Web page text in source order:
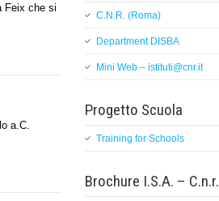
Feix che si
a.C.
C.N.R. (Roma)
Department DISBA
Mini Web – istituti@cnr.it
Progetto Scuola
Training for Schools
Brochure I.S.A. – C.n.r.